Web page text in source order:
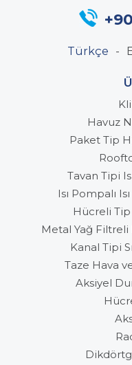
Türkçe
Havuz
Paket Tip
Tavan Tipi
Isı Pompalı
Hücreli
Metal Yağ
Kanal Tipi
Taze Hava
Aksiyel